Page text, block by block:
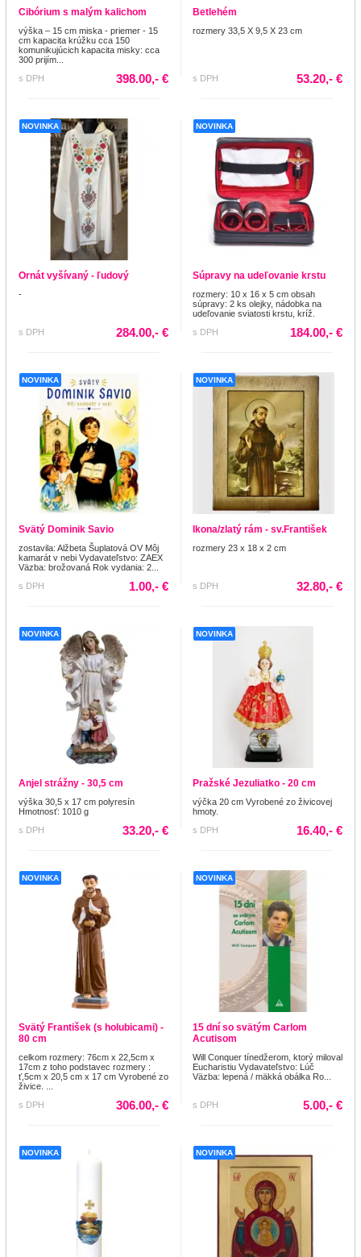
Cibórium s malým kalichom
výška – 15 cm miska - priemer - 15
cm kapacita krúžku cca 150
komunikujúcich kapacita misky: cca
300 prijím...
s DPH
398.00,- €
Betlehém
rozmery 33,5 X 9,5 X 23 cm
s DPH 53.20,- €
NOVINKA
Ornát vyšívaný - ľudový
-
s DPH 284.00,- €
NOVINKA
Súpravy na udeľovanie krstu
rozmery: 10 x 16 x 5 cm obsah
súpravy: 2 ks olejky, nádobka na
udeľovanie sviatosti krstu, kríž.
s DPH
184.00,- €
NOVINKA
Svätý Dominik Savio
zostavila: Alžbeta Šuplatová OV Môj
kamarát v nebi Vydavateľstvo: ZAEX
Väzba: brožovaná Rok vydania: 2...
s DPH
1.00,- €
NOVINKA
Ikona/zlatý rám - sv.František
rozmery 23 x 18 x 2 cm
s DPH 32.80,- €
NOVINKA
Anjel strážny - 30,5 cm
výška 30,5 x 17 cm polyresín
Hmotnosť: 1010 g
s DPH
33.20,- €
NOVINKA
Pražské Jezuliatko - 20 cm
výčka 20 cm Vyrobené zo živicovej
hmoty.
s DPH
16.40,- €
NOVINKA
Svätý František (s holubicami) -
80 cm
celkom rozmery: 76cm x 22,5cm x
17cm z toho podstavec rozmery :
ť,5cm x 20,5 cm x 17 cm Vyrobené zo
živice. ...
s DPH
306.00,- €
NOVINKA
15 dní so svätým Carlom
Acutisom
Will Conquer tínedžerom, ktorý miloval
Eucharistiu Vydavateľstvo: Lúč
Väzba: lepená / mäkká obálka Ro...
s DPH 5.00,- €
NOVINKA NOVINKA